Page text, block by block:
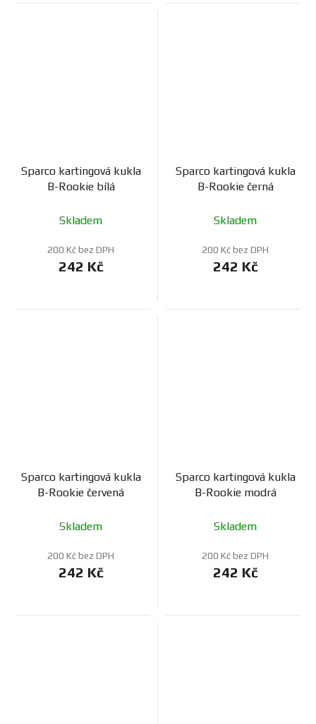
Sparco kartingová kukla
B-Rookie bílá
Skladem
200 Kč bez DPH
242 Kč
Sparco kartingová kukla
B-Rookie černá
Skladem
200 Kč bez DPH
242 Kč
Sparco kartingová kukla
B-Rookie červená
Skladem
200 Kč bez DPH
242 Kč
Sparco kartingová kukla
B-Rookie modrá
Skladem
200 Kč bez DPH
242 Kč